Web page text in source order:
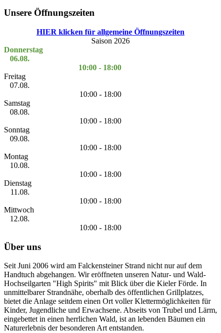
Unsere Öffnungszeiten
HIER klicken für allgemeine Öffnungszeiten
Saison 2026
Donnerstag
06.08.
10:00 - 18:00
Freitag
07.08.
10:00 - 18:00
Samstag
08.08.
10:00 - 18:00
Sonntag
09.08.
10:00 - 18:00
Montag
10.08.
10:00 - 18:00
Dienstag
11.08.
10:00 - 18:00
Mittwoch
12.08.
10:00 - 18:00
Über uns
Seit Juni 2006 wird am Falckensteiner Strand nicht nur auf dem
Handtuch abgehangen. Wir eröffneten unseren Natur- und Wald-
Hochseilgarten "High Spirits" mit Blick über die Kieler Förde. In
unmittelbarer Strandnähe, oberhalb des öffentlichen Grillplatzes,
bietet die Anlage seitdem einen Ort voller Klettermöglichkeiten für
Kinder, Jugendliche und Erwachsene. Abseits von Trubel und Lärm,
eingebettet in einen herrlichen Wald, ist an lebenden Bäumen ein
Naturerlebnis der besonderen Art entstanden.